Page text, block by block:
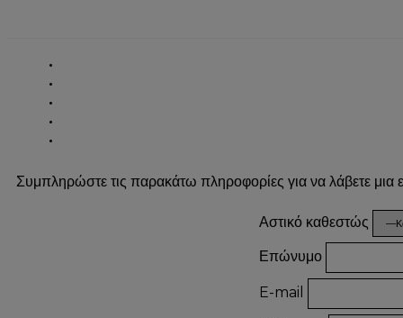
Συμπληρώστε τις παρακάτω πληροφορίες για να λάβετε μια
Αστικό καθεστώς
Επώνυμο
E-mail